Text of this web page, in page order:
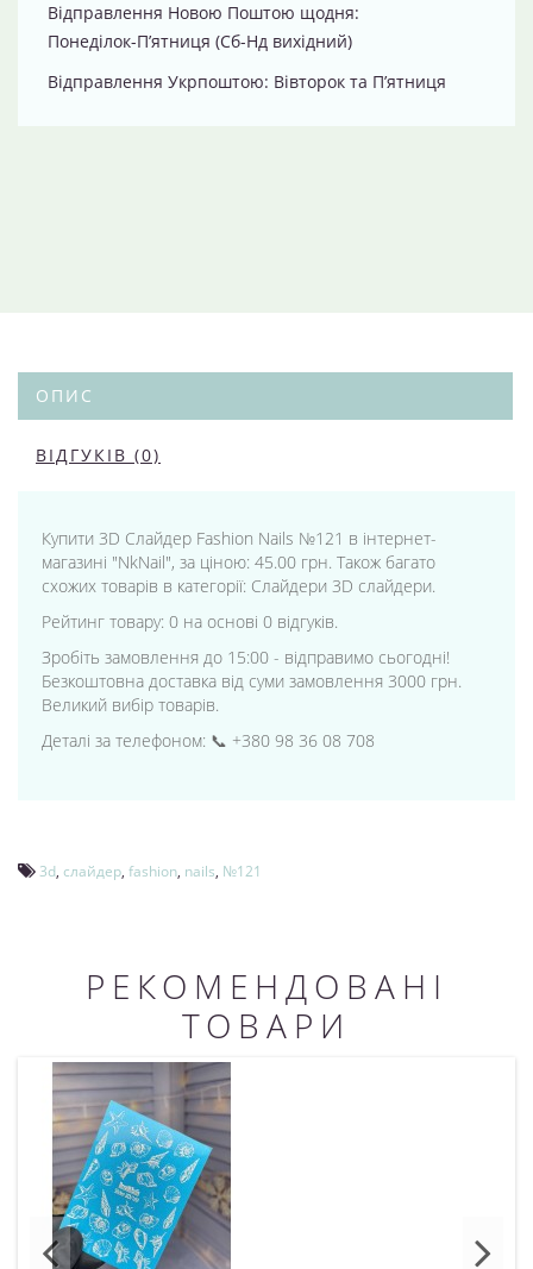
Відправлення Новою Поштою щодня:
Понеділок-П’ятниця (Сб-Нд вихідний)
Відправлення Укрпоштою: Вівторок та П’ятниця
ОПИС
ВІДГУКІВ (0)
Купити 3D Слайдер Fashion Nails №121 в інтернет-
магазині "NkNail", за ціною: 45.00 грн. Також багато
схожих товарів в категорії: Слайдери 3D слайдери.
Рейтинг товару: 0 на основі 0 відгуків.
Зробіть замовлення до 15:00 - відправимо сьогодні!
Безкоштовна доставка від суми замовлення 3000 грн.
Великий вибір товарів.
Деталі за телефоном: 📞 +380 98 36 08 708
3d, слайдер, fashion, nails, №121
РЕКОМЕНДОВАНІ
ТОВАРИ